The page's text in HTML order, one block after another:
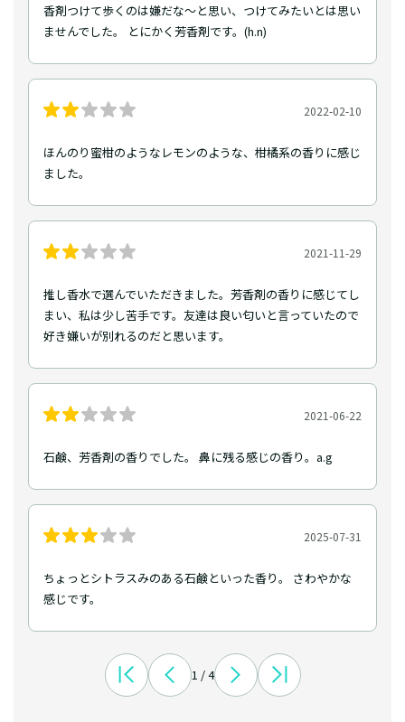
香剤つけて歩くのは嫌だな〜と思い、つけてみたいとは思い
ませんでした。 とにかく芳香剤です。(h.n)
2022-02-10
ほんのり蜜柑のようなレモンのような、柑橘系の香りに感じ
ました。
2021-11-29
推し香水で選んでいただきました。芳香剤の香りに感じてし
まい、私は少し苦手です。友達は良い匂いと言っていたので
好き嫌いが別れるのだと思います。
2021-06-22
石鹸、芳香剤の香りでした。 鼻に残る感じの香り。a.g
2025-07-31
ちょっとシトラスみのある石鹸といった香り。 さわやかな
感じです。
1 / 4